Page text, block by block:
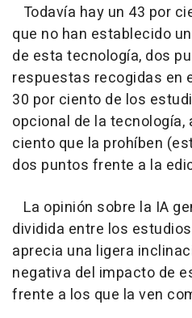
Todavía hay un 43 por
que no han establecido
de esta tecnología, dos
respuestas recogidas en
30 por ciento de los
opcional de la tecnología,
ciento que la prohíben
dos puntos frente a la
La opinión sobre la IA
dividida entre los
aprecia una ligera
negativa del impacto de
frente a los que la ven